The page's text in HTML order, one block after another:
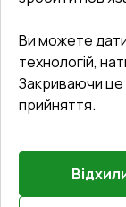
Сайт
Ви можете
технологій,
Закриваючи це
прийняття.